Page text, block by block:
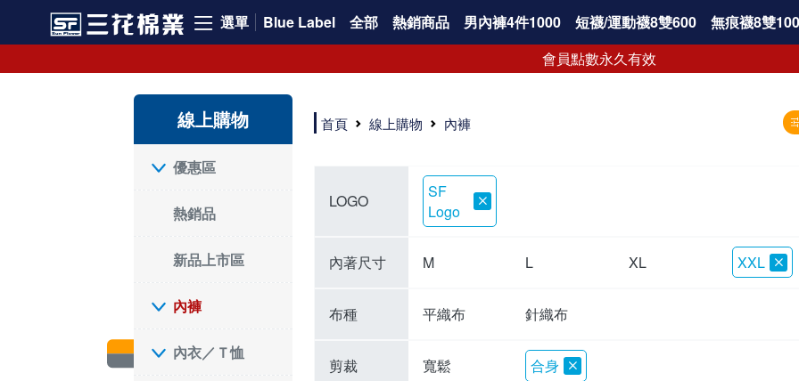
選單 Blue Label 全部 熱銷商品 男內褲4件1000 短襪/運動襪8雙600 無痕襪8雙
會員點數永久有效
線上購物
優惠區
熱銷品
新品上市區
內褲
內衣／Ｔ恤
選擇內褲、平口褲、純棉內褲首重品質。舒適、透氣的內褲、平口褲、純棉內褲能影響健康，須謹慎挑選。三花內褲透氣不悶，值得信賴！
三花內褲、平口褲、純棉內褲50年來持續升級，符合人體工學設計，柔軟無勒痕的鬆緊帶。三花內褲是肌膚好友，口碑熱銷！
選擇內褲首重品質。三花內褲50年來不斷升級，證明其卓越品質。符合人體工學剪裁，柔軟無痕鬆緊帶，是必買首選。兼具品質與外型，與肌膚零感接觸，穿著舒適，看來有質感。三花內褲設計獨特，質料優良，專業剪裁，呵護肌膚。新鮮高品質棉材製成，多款選擇，耐洗耐穿，三花內褲絕對首選。
"內褲購買及使用經驗網友來信分享 近年來，我經常在大型連鎖賣場如佳瑪、美華泰等地看到三花內褲的展示。最近一兩年，甚至百貨公司及街頭店鋪都開始大量出現三花專櫃或專賣店。我猜測，這應該是三花在營運策略上的調整，才使得這些改變成為現實。 本來，三花內褲一直是消費者選購內褲時的熱門選項之一。內褲櫃點的增多使我更加注意到這個品牌，因此我在選購內褲時，特意多研究了一下三花內褲的設計。 先從內褲外層包裝談起，有些內褲有PP袋包裝，有些則沒有。雖然這是一件小事，但我發現朋友們中有人會介意內褲包裝沒有PP袋。他們認為沒有PP袋會使包裝不夠精美。對我來說，有PP袋確實能提升包裝的精緻度，但內褲不裝PP袋其實也算是環保。所以，這就看每個人對內褲包裝的需求和感受了。 每次購買內褲時，我都會特別帶一件五片式剪裁的內褲。三花的平口內褲被稱為全國第一件五片式剪裁內褲，這話應該不是隨便說說的，畢竟三花是一個擁有超過50年歷史的老品牌，專注於研發和改良內褲。當初，我覺得這種設計有些花俏，只是圖個新鮮買來試試，結果發現內褲多一片真的有其優勢，尤其是減少了內褲卡屁的次數。雖然這個狀況不可能完全消失，但大大增加了穿著的舒適度。 三花內褲的價格也在我能接受的範圍內，因此它逐漸成為我的心頭好。此外，內褲選購時的另一個重要因素是鬆緊帶。看內褲是否舊了，第一眼通常看鬆緊帶。故意或不小心露出內褲褲頭的時候，印象分數也是由鬆緊帶決定的。 很多內褲品牌強調鬆緊帶的造型及花樣，這類內褲非常適合一些特殊場合，如單身聯誼或約會時穿著，能夠加分不少。日常使用的內褲則建議選擇鬆緊帶不易鬆垮的，花樣其次。三花特別強調內褲鬆緊帶的耐洗度，而其他品牌鮮少提及這一點。 分場合選擇內褲是我的習慣。特殊場合內褲要講究一點，但平日則需要選擇鬆緊帶有保障的內褲。畢竟，內褲是每天陪伴我們超過12個小時的衣物，找到適合自己且耐洗耐穿高CP值的內褲才是最明智的選擇。 內褲畢竟是消耗品，定期更換非常重要。如果內褲沾染到髒污或處於潮濕的環境，就不應該撐太久。這是因為內褲長期接觸身體的重要部位，所以選擇和保養都要謹慎。 以上是我個人的內褲使用分享，並非業配，不代表任何人的立場。內褲還是要以自身體驗最為準確。希望大家都能找到適合自己的內褲，並多多支持台灣品牌。"
首頁 線上購物 內褲
LOGO
SF
Logo
內著尺寸 M L XL XXL
布種 平織布 針織布
剪裁 寬鬆 合身